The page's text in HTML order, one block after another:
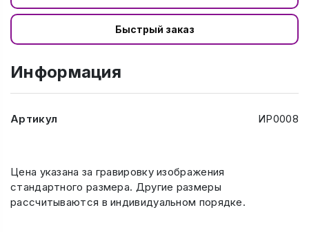
Быстрый заказ
Информация
Артикул ИР0008
Цена указана за гравировку изображения
стандартного размера. Другие размеры
рассчитываются в индивидуальном порядке.